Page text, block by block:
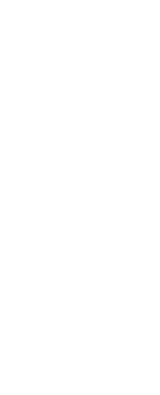
Como explicámos
Todos os
definições
Depois de
Para
Google Analytics
Para obter mais